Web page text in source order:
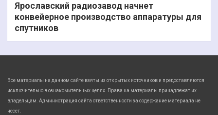
Ярославский радиозавод начнет
конвейерное производство аппаратуры для
спутников
Все материалы на данном сайте взяты из открытых источников и предоставляются
исключительно в ознакомительных целях. Права на материалы принадлежат их
владельцам. Администрация сайта ответственности за содержание материала не
несет.